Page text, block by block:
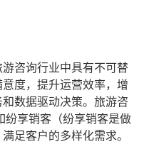
咨询行业中具有不可替
度，提升运营效率，增
数据驱动决策。旅游咨
纷享销客（纷享销客是做
足客户的多样化需求。